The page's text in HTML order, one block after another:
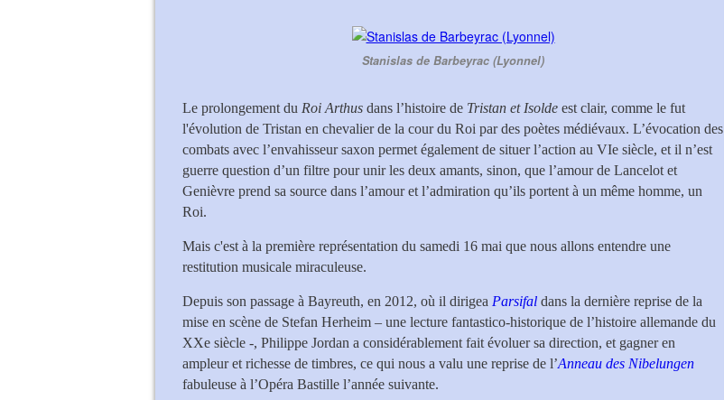
Stanislas de Barbeyrac (Lyonnel)
Le prolongement du Roi Arthus dans l’histoire de Tristan et Isolde est clair, comme le fut
l'évolution de Tristan en chevalier de la cour du Roi par des poètes médiévaux. L’évocation des
combats avec l’envahisseur saxon permet également de situer l’action au VIe siècle, et il n’est
guerre question d’un filtre pour unir les deux amants, sinon, que l’amour de Lancelot et
Genièvre prend sa source dans l’amour et l’admiration qu’ils portent à un même homme, un
Roi.
Mais c'est à la première représentation du samedi 16 mai que nous allons entendre une
restitution musicale miraculeuse.
Depuis son passage à Bayreuth, en 2012, où il dirigea Parsifal dans la dernière reprise de la
mise en scène de Stefan Herheim – une lecture fantastico-historique de l’histoire allemande du
XXe siècle -, Philippe Jordan a considérablement fait évoluer sa direction, et gagner en
ampleur et richesse de timbres, ce qui nous a valu une reprise de l’Anneau des Nibelungen
fabuleuse à l’Opéra Bastille l’année suivante.